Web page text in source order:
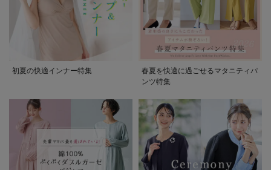
初夏の快適インナー特集
春夏を快適に過ごせるマタニティパ
ンツ特集